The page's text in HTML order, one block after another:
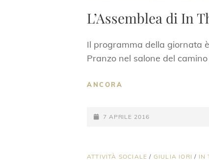
L’Assemblea di In
Il programma della giornata
Pranzo nel salone del
ANCORA
THE
POSTED-
7 APRILE 2016
CAT
ATTIVITÀ SOCIALE / GIULIA IORI / IN